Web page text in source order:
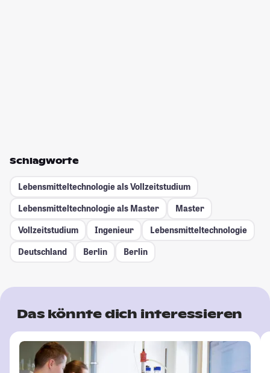
Schlagworte
Lebensmitteltechnologie als Vollzeitstudium
Lebensmitteltechnologie als Master
Master
Vollzeitstudium
Ingenieur
Lebensmitteltechnologie
Deutschland
Berlin Berlin
Das könnte dich interessieren